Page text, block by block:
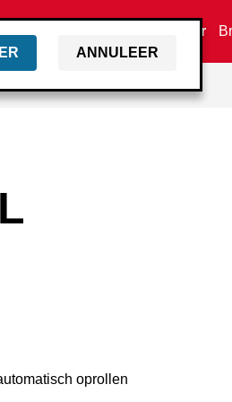
ANNULEER
Vind een dealer
oprollen